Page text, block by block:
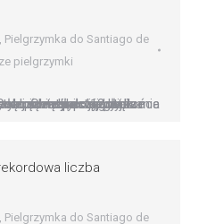
, Pielgrzymka do Santiago de
pielgrzymki
liczba
, Pielgrzymka do Santiago de